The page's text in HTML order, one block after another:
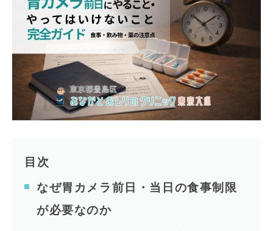
目次
なぜ胃カメラ前日・当日の食事制限
が必要なのか